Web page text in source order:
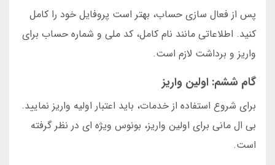
پس از فعال سازی حساب، بهتر است پروفایل خود را کامل
کنید. اطلاعاتی مانند نام کامل، کد ملی و شماره حساب برای
واریز و برداشت لازم است.
گام ششم: اولین واریز
برای شروع استفاده از خدمات، باید اعتبار اولیه واریز نمایید.
بی ال مانی برای اولین واریز، بونوس ویژه ای در نظر گرفته
است.